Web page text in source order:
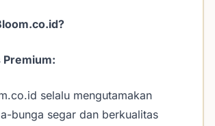
Premium:
selalu mengutamakan
bunga segar dan berkualitas